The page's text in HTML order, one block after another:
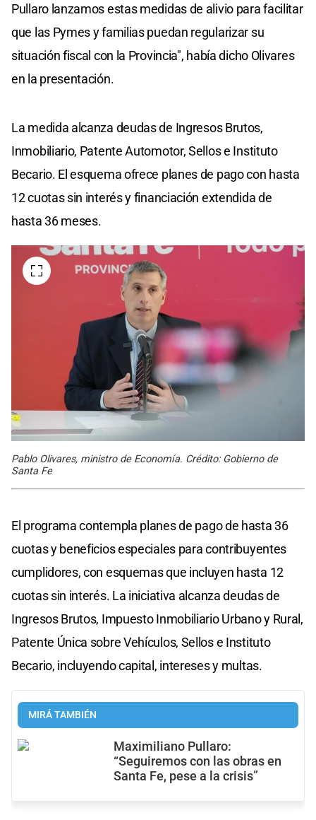
Pullaro lanzamos estas medidas de alivio para facilitar
que las Pymes y familias puedan regularizar su
situación fiscal con la Provincia", había dicho Olivares
en la presentación.
La medida alcanza deudas de Ingresos Brutos,
Inmobiliario, Patente Automotor, Sellos e Instituto
Becario. El esquema ofrece planes de pago con hasta
12 cuotas sin interés y financiación extendida de
hasta 36 meses.
Pablo Olivares, ministro de Economía. Crédito: Gobierno de
Santa Fe
El programa contempla planes de pago de hasta 36
cuotas y beneficios especiales para contribuyentes
cumplidores, con esquemas que incluyen hasta 12
cuotas sin interés. La iniciativa alcanza deudas de
Ingresos Brutos, Impuesto Inmobiliario Urbano y Rural,
Patente Única sobre Vehículos, Sellos e Instituto
Becario, incluyendo capital, intereses y multas.
MIRÁ TAMBIÉN
Maximiliano Pullaro:
“Seguiremos con las obras en
Santa Fe, pese a la crisis”